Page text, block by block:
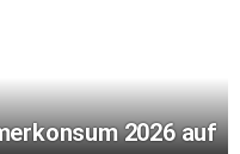
2026 auf